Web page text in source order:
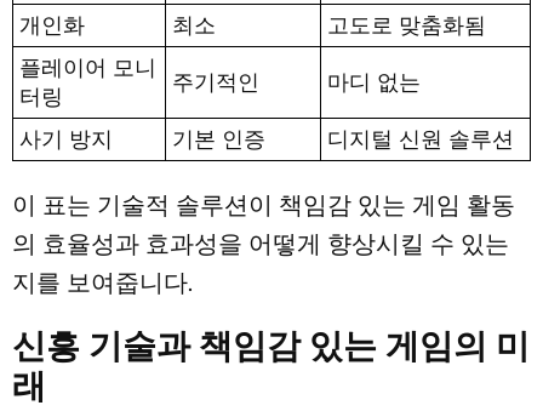
개인화
최소
고도로 맞춤화됨
플레이어 모니
터링
주기적인
마디 없는
사기 방지
기본 인증 디지털 신원 솔루션
이 표는 기술적 솔루션이 책임감 있는 게임 활동
의 효율성과 효과성을 어떻게 향상시킬 수 있는
지를 보여줍니다.
신흥 기술과 책임감 있는 게임의 미
래